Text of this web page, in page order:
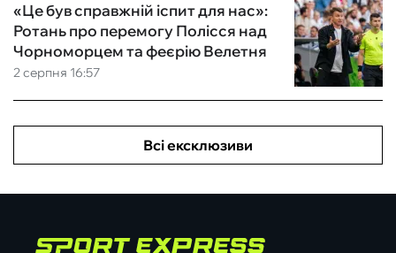
2 серпня 16:57
«Це був справжній іспит для нас»:
Ротань про перемогу Полісся над
Чорноморцем та феєрію Велетня
Всі ексклюзиви